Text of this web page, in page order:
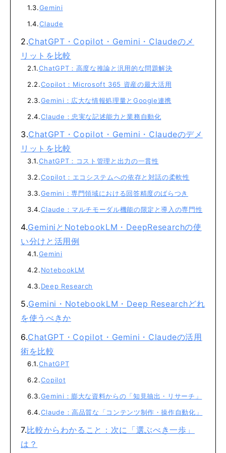
Gemini
Claude
ChatGPT・Copilot・Gemini・Claudeのメ
リットを比較
ChatGPT：高度な推論と汎用的な問題解決
Copilot：Microsoft 365 資産の最大活用
Gemini：広大な情報処理量とGoogle連携
Claude：忠実な記述能力と業務自動化
ChatGPT・Copilot・Gemini・Claudeのデメ
リットを比較
ChatGPT：コスト管理と出力の一貫性
Copilot：エコシステムへの依存と対話の柔軟性
Gemini：専門領域における回答精度のばらつき
Claude：マルチモーダル機能の限定と導入の専門性
GeminiとNotebookLM・DeepResearchの使
い分けと活用例
Gemini
NotebookLM
Deep Research
Gemini・NotebookLM・Deep Researchどれ
を使うべきか
ChatGPT・Copilot・Gemini・Claudeの活用
術を比較
ChatGPT
Copilot
Gemini：膨大な資料からの「知見抽出・リサーチ」
Claude：高品質な「コンテンツ制作・操作自動化」
比較からわかること：次に「選ぶべき一歩」
は？